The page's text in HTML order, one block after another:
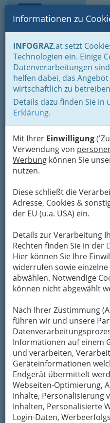
Informationen zu
INFOGRAZ.at setzt
Technologien ein. Einige
Datenverarbeitungen
helfen dabei, das
wirtschaftlich zu
Details dazu finden Sie in
Erklärung.
Mit Ihrer Einwilligung
Verwendung von
Werbung können Sie
nutzen.
Diese schließt die
Adresse, Cookies &
der EU (u.a. USA) ein.
Details zur Verarbeitung
Rechten finden Sie in der
Hier können Sie Ihre
widerrufen sowie
abwählen. Notwendige
können nicht abgewählt
Nach Ihrer Zustimmung
führen wir und unsere
Informationen auf einem
und verarbeiten,
Geräteinformationen
Endgerät übermittelt
Webseiten-Optimierung,
Inhalte, Personalisierung
Inhalten, Personalisierte
Login-Daten,
Home Branchen
Einkaufen
Handel in Graz
Dinge des
Eisen- und Hartwaren
Sammer
Aufsperrdienst
Schlüssel -
Tresore
Wiener Straße 87, 8020
+43 316 711 486
+43 316 718 169
Karte
Karte anzeigen
Kontaktaufnahme
Um die Info-Graz
Übermittlung Ihrer
Formular. Ihre
Absenden
Unternehmen Sammer
Schlüsseldienst und
Tresore weitergeleitet.
Mein Name
Meine Email Adresse